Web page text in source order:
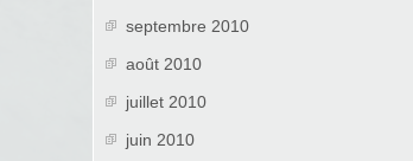
septembre 2010
août 2010
juillet 2010
juin 2010